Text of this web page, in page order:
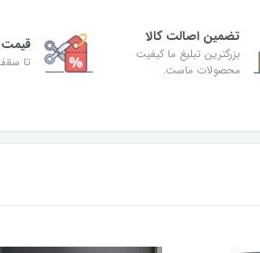
تضمین اصالت کالا
بزرگترین تبلیغ ما کیفیت
محصولات ماست.
قیمت
تا سقف 50%